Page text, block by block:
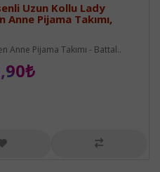
Uzun Kollu Lady
Anne Pijama Takımı,
Anne Pijama Takımı - Battal..